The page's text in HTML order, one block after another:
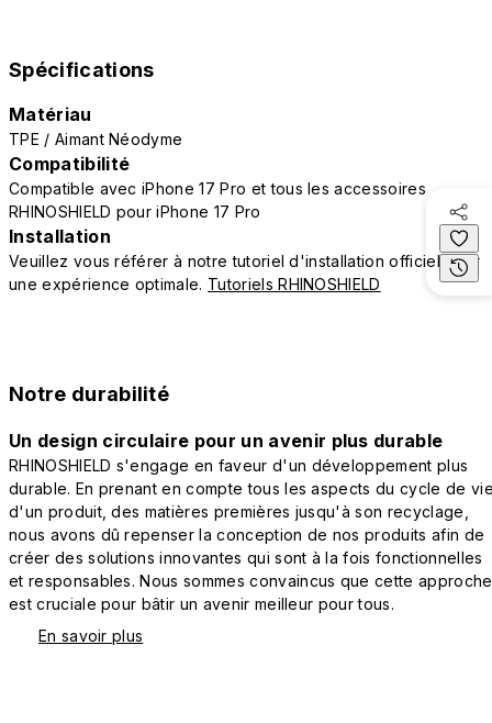
Spécifications
Matériau
TPE / Aimant Néodyme
Compatibilité
Compatible avec iPhone 17 Pro et tous les accessoires
RHINOSHIELD pour iPhone 17 Pro
Installation
Veuillez vous référer à notre tutoriel d'installation officiel pour
une expérience optimale. Tutoriels RHINOSHIELD
Notre durabilité
Un design circulaire pour un avenir plus durable
RHINOSHIELD s'engage en faveur d'un développement plus
durable. En prenant en compte tous les aspects du cycle de
d'un produit, des matières premières jusqu'à son recyclage,
nous avons dû repenser la conception de nos produits afin de
créer des solutions innovantes qui sont à la fois fonctionnelles
et responsables. Nous sommes convaincus que cette approche
est cruciale pour bâtir un avenir meilleur pour tous.
En savoir plus